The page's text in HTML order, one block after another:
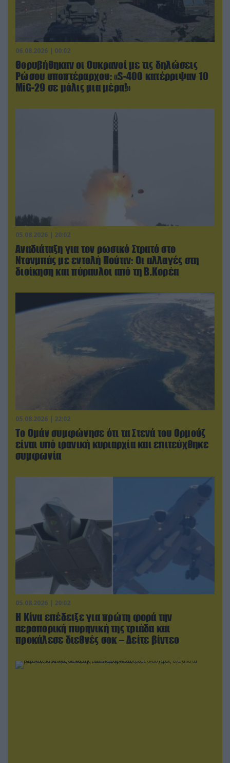
06.08.2026 | 00:02
Θορυβήθηκαν οι Ουκρανοί με τις δηλώσεις
Ρώσου υποπτέραρχου: «S-400 κατέρριψαν 10
MiG-29 σε μόλις μια μέρα!»
05.08.2026 | 20:02
Αναδιάταξη για τον ρωσικό Στρατό στο
Ντονμπάς με εντολή Πούτιν: Οι αλλαγές στη
διοίκηση και πύραυλοι από τη Β.Κορέα
05.08.2026 | 22:02
Το Ομάν συμφώνησε ότι τα Στενά του Ορμούζ
είναι υπό ιρανική κυριαρχία και επιτεύχθηκε
συμφωνία
05.08.2026 | 20:02
Η Κίνα επέδειξε για πρώτη φορά την
αεροπορική πυρηνική της τριάδα και
προκάλεσε διεθνές σοκ – Δείτε βίντεο